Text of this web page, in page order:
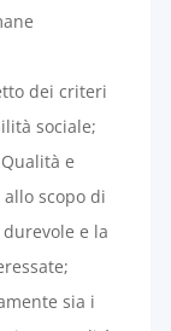
dei criteri
sociale;
e
scopo di
e la
sia i